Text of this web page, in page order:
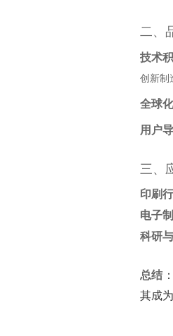
二、
技术
创新制
全球
用户
三、
印刷
电子
科研
总结
其成